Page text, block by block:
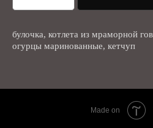
булочка, котлета из мраморной
огурцы маринованные, кетчуп
Made on